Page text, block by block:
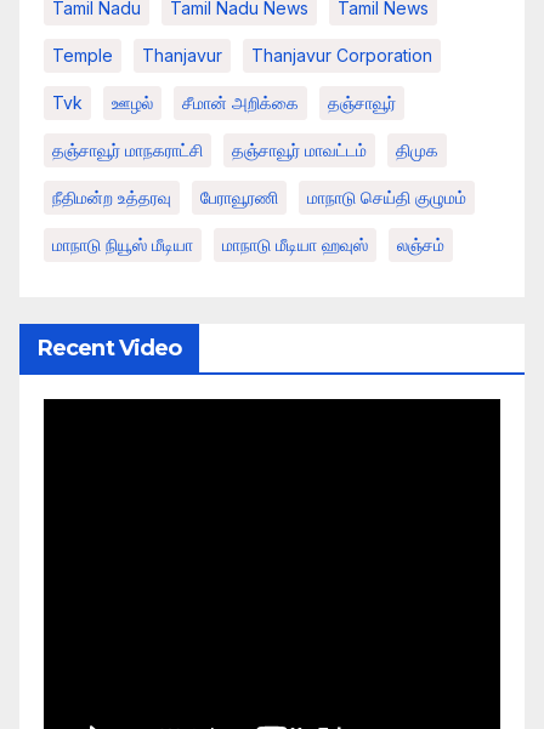
Tamil Nadu Tamil Nadu News Tamil News
Temple Thanjavur Thanjavur Corporation
Tvk ஊழல் சீமான் அறிக்கை தஞ்சாவூர்
தஞ்சாவூர் மாநகராட்சி தஞ்சாவூர் மாவட்டம் திமுக
நீதிமன்ற உத்தரவு பேராவூரணி மாநாடு செய்தி குழுமம்
மாநாடு நியூஸ் மீடியா மாநாடு மீடியா ஹவுஸ் லஞ்சம்
Recent Video